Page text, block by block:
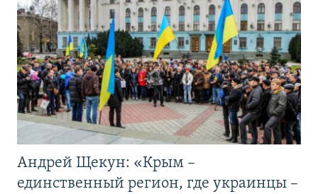
Андрей Щекун: «Крым –
единственный регион, где украинцы –